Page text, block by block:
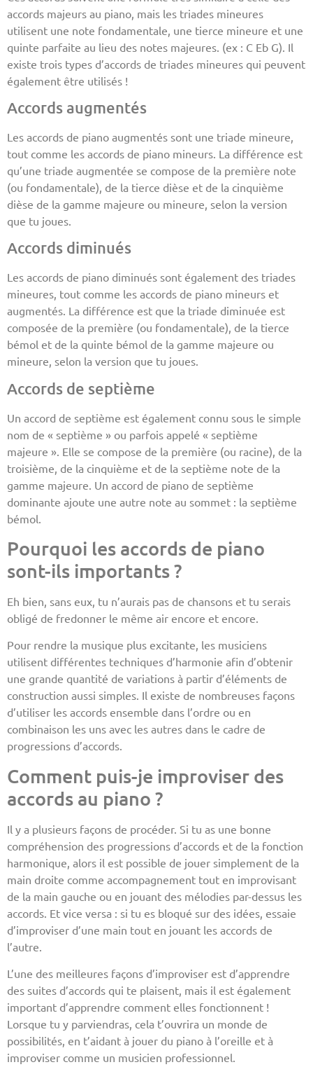
accords majeurs au piano, mais les triades mineures
utilisent une note fondamentale, une tierce mineure et une
quinte parfaite au lieu des notes majeures. (ex : C Eb G). Il
existe trois types d’accords de triades mineures qui peuvent
également être utilisés !
Accords augmentés
Les accords de piano augmentés sont une triade mineure,
tout comme les accords de piano mineurs. La différence est
qu’une triade augmentée se compose de la première note
(ou fondamentale), de la tierce dièse et de la cinquième
dièse de la gamme majeure ou mineure, selon la version
que tu joues.
Accords diminués
Les accords de piano diminués sont également des triades
mineures, tout comme les accords de piano mineurs et
augmentés. La différence est que la triade diminuée est
composée de la première (ou fondamentale), de la tierce
bémol et de la quinte bémol de la gamme majeure ou
mineure, selon la version que tu joues.
Accords de septième
Un accord de septième est également connu sous le simple
nom de « septième » ou parfois appelé « septième
majeure ». Elle se compose de la première (ou racine), de la
troisième, de la cinquième et de la septième note de la
gamme majeure. Un accord de piano de septième
dominante ajoute une autre note au sommet : la septième
bémol.
Pourquoi les accords de piano
sont-ils importants ?
Eh bien, sans eux, tu n’aurais pas de chansons et tu serais
obligé de fredonner le même air encore et encore.
Pour rendre la musique plus excitante, les musiciens
utilisent différentes techniques d’harmonie afin d’obtenir
une grande quantité de variations à partir d’éléments de
construction aussi simples. Il existe de nombreuses façons
d’utiliser les accords ensemble dans l’ordre ou en
combinaison les uns avec les autres dans le cadre de
progressions d’accords.
Comment puis-je improviser des
accords au piano ?
Il y a plusieurs façons de procéder. Si tu as une bonne
compréhension des progressions d’accords et de la fonction
harmonique, alors il est possible de jouer simplement de la
main droite comme accompagnement tout en improvisant
de la main gauche ou en jouant des mélodies par-dessus les
accords. Et vice versa : si tu es bloqué sur des idées, essaie
d’improviser d’une main tout en jouant les accords de
l’autre.
L’une des meilleures façons d’improviser est d’apprendre
des suites d’accords qui te plaisent, mais il est également
important d’apprendre comment elles fonctionnent !
Lorsque tu y parviendras, cela t’ouvrira un monde de
possibilités, en t’aidant à jouer du piano à l’oreille et à
improviser comme un musicien professionnel.